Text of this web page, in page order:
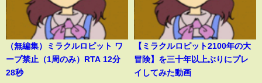
（無編集）ミラクルロピット ワ
ープ禁止（1周のみ）RTA 12分
28秒
【ミラクルロピット2100年の大
冒険】を三十年以上ぶりにプレ
イしてみた動画